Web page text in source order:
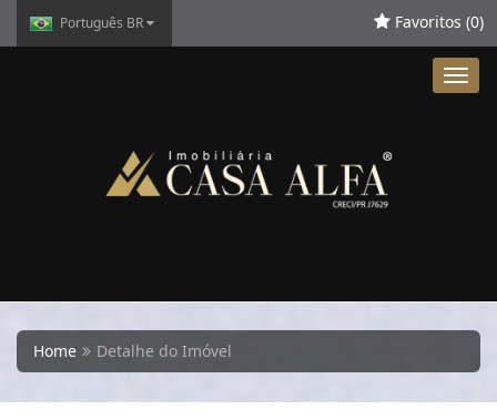
Português BR Favoritos (0)
Home Detalhe do Imóvel